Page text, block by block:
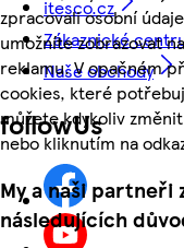
zpracovali osobní
umožníte zobrazovat
reklamu. V opačném
cookies, které
můžete kdykoliv
nebo kliknutím na
My a naši partneři
následujících
itesco.cz
Zákaznické
Naše obchody
followUs